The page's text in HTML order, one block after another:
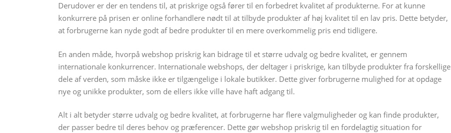
Derudover er der en tendens til, at priskrige også fører til en forbedret kvalitet af produkterne. For at kunne
konkurrere på prisen er online forhandlere nødt til at tilbyde produkter af høj kvalitet til en lav pris. Dette betyder,
at forbrugerne kan nyde godt af bedre produkter til en mere overkommelig pris end tidligere.
En anden måde, hvorpå webshop priskrig kan bidrage til et større udvalg og bedre kvalitet, er gennem
internationale konkurrencer. Internationale webshops, der deltager i priskrige, kan tilbyde produkter fra forskellige
dele af verden, som måske ikke er tilgængelige i lokale butikker. Dette giver forbrugerne mulighed for at opdage
nye og unikke produkter, som de ellers ikke ville have haft adgang til.
Alt i alt betyder større udvalg og bedre kvalitet, at forbrugerne har flere valgmuligheder og kan finde produkter,
der passer bedre til deres behov og præferencer. Dette gør webshop priskrig til en fordelagtig situation for